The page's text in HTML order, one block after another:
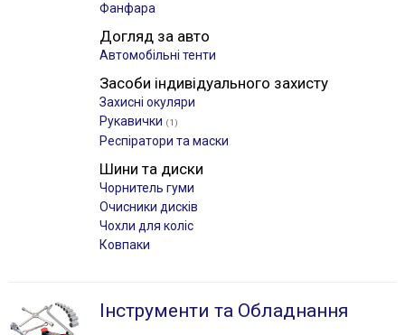
Фанфара
Догляд за авто
Автомобільні тенти
Засоби індивідуального захисту
Захисні окуляри
Рукавички (1)
Респіратори та маски
Шини та диски
Чорнитель гуми
Очисники дисків
Чохли для коліс
Ковпаки
Інструменти та Обладнання